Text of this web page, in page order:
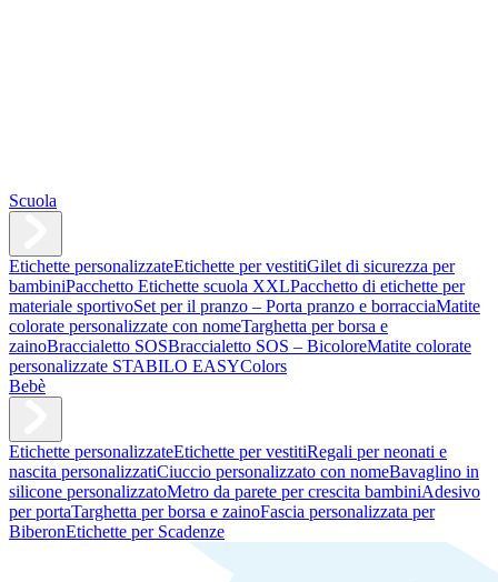
Scuola
Etichette personalizzateEtichette per vestitiGilet di sicurezza per
bambiniPacchetto Etichette scuola XXLPacchetto di etichette per
materiale sportivoSet per il pranzo – Porta pranzo e borracciaMatite
colorate personalizzate con nomeTarghetta per borsa e
zainoBraccialetto SOSBraccialetto SOS – BicoloreMatite colorate
personalizzate STABILO EASYColors
Bebè
Etichette personalizzateEtichette per vestitiRegali per neonati e
nascita personalizzatiCiuccio personalizzato con nomeBavaglino in
silicone personalizzatoMetro da parete per crescita bambiniAdesivo
per portaTarghetta per borsa e zainoFascia personalizzata per
BiberonEtichette per Scadenze